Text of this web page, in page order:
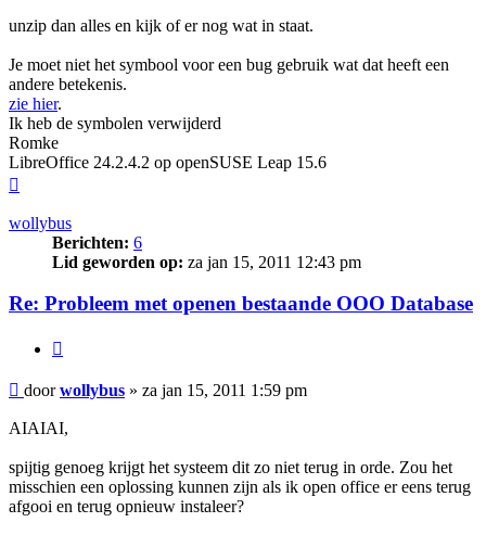
unzip dan alles en kijk of er nog wat in staat.
Je moet niet het symbool voor een bug gebruik wat dat heeft een
andere betekenis.
zie hier.
Ik heb de symbolen verwijderd
Romke
LibreOffice 24.2.4.2 op openSUSE Leap 15.6
wollybus
Berichten: 6
Lid geworden op: za jan 15, 2011 12:43 pm
Re: Probleem met openen bestaande OOO Database
Bericht
doorwollybus » za jan 15, 2011 1:59 pm
AIAIAI,
spijtig genoeg krijgt het systeem dit zo niet terug in orde. Zou het
misschien een oplossing kunnen zijn als ik open office er eens terug
afgooi en terug opnieuw instaleer?